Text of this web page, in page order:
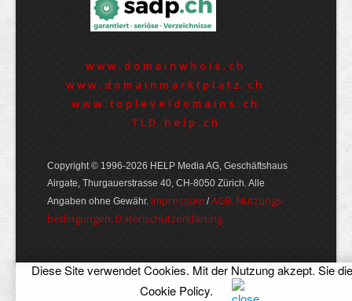
www.domainwhois.ch
www.domainmarktplatz.ch
www.topleveldomains.ch
TLD.help.ch
Copyright © 1996-2026 HELP Media AG, Geschäftshaus
Airgate, Thurgauer­strasse 40, CH-8050 Zürich. Alle
Angaben ohne Gewähr. Im­pres­sum /AGB, Nut­zungs­
bedin­gungen, Daten­schutz­er­klärung
Diese Site verwendet Cookies. Mit der Nutzung akzept. Sie die
Cookie Policy.